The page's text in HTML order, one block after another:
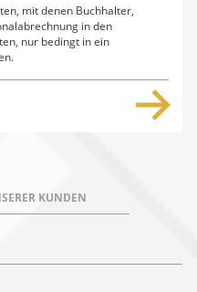
mit denen Buchhalter,
in den
nur bedingt in ein
KUNDEN